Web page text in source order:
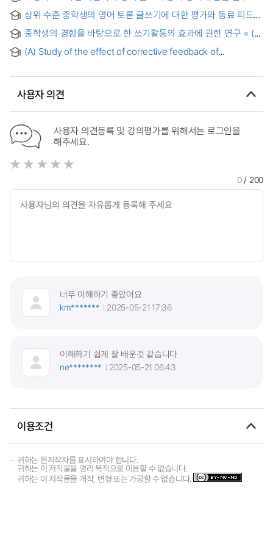
Korean elementary school
상위 수준 중학생의 영어 토론 글쓰기에 대한 평가와 동료 피드백
High-level Middle School Students and Analysis of Peer
Feedback Types
중학생의 경험을 바탕으로 한 쓰기활동의 효과에 관한 연구 = (A)
experience-based writing activities
(A) Study of the effect of corrective feedback of
사용자 의견
사용자 의견등록 및 강의평가를 위해서는 로그인을
해주세요.
0/ 200
너무 이해하기 좋았어요
km*******
2025-05-21 17:36
이해하기 쉽게 잘 배운것 같습니다
ne********
2025-05-21 06:43
이용조건
귀하는 원저작자를 표시하여야 합니다.
귀하는 이 저작물을 영리 목적으로 이용할 수 없습니다.
귀하는 이 저작물을 개작, 변형 또는 가공할 수 없습니다.